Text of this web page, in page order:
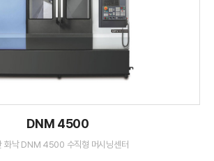
DNM 4500
화낙 DNM 4500 수직형 머시닝센터